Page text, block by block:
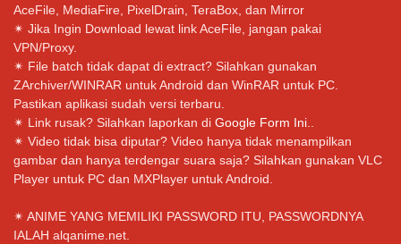
AceFile, MediaFire, PixelDrain, TeraBox, dan Mirror
✴ Jika Ingin Download lewat link AceFile, jangan pakai
VPN/Proxy.
✴ File batch tidak dapat di extract? Silahkan gunakan
ZArchiver/WINRAR untuk Android dan WinRAR untuk PC.
Pastikan aplikasi sudah versi terbaru.
✴ Link rusak? Silahkan laporkan di Google Form Ini.
✴ Video tidak bisa diputar? Video hanya tidak menampilkan
gambar dan hanya terdengar suara saja? Silahkan gunakan VLC
Player untuk PC dan MXPlayer untuk Android.
✴ ANIME YANG MEMILIKI PASSWORD ITU, PASSWORDNYA
IALAH alqanime.net.